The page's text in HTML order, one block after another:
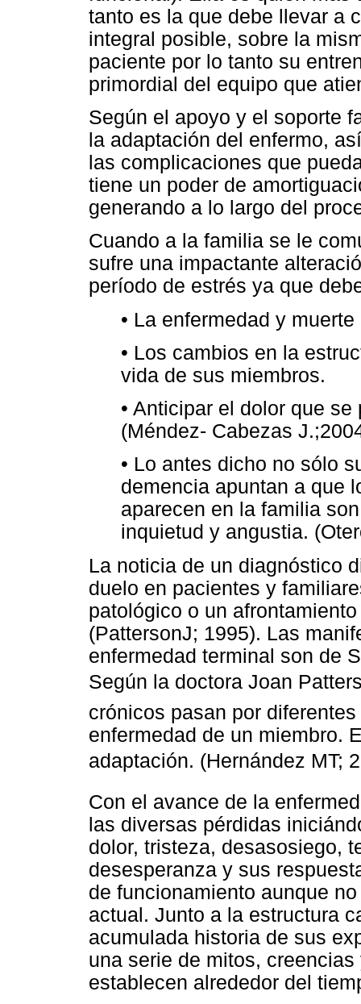
tanto es la que debe llevar a
integral posible, sobre la
paciente por lo tanto su
primordial del equipo que
Según el apoyo y el soporte
la adaptación del enfermo,
las complicaciones que
tiene un poder de
generando a lo largo del
Cuando a la familia se le
sufre una impactante
período de estrés ya que
• La enfermedad y
• Los cambios en la
vida de sus miembros.
• Anticipar el dolor que
(Méndez- Cabezas
• Lo antes dicho no sólo
demencia apuntan a que
aparecen en la familia
inquietud y angustia.
La noticia de un diagnóstico
duelo en pacientes y
patológico o un
(PattersonJ; 1995). Las
enfermedad terminal son de
Según la doctora Joan
crónicos pasan por
enfermedad de un miembro.
adaptación. (Hernández MT;
Con el avance de la
las diversas pérdidas
dolor, tristeza, desasosiego,
desesperanza y sus
de funcionamiento aunque
actual. Junto a la estructura
acumulada historia de sus
una serie de mitos,
establecen alrededor del